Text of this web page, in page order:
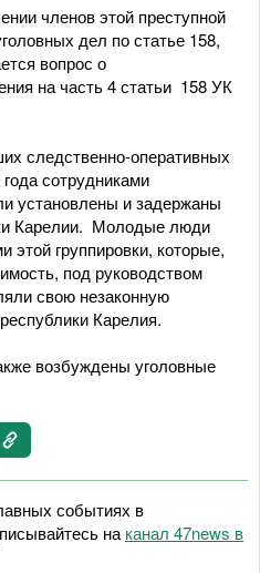
членов этой преступной
дел по статье 158,
вопрос о
на часть 4 статьи 158 УК
следственно-оперативных
сотрудниками
установлены и задержаны
Карелии. Молодые люди
этой группировки, которые,
под руководством
свою незаконную
Карелия.
возбуждены уголовные
событиях в
на канал 47news в